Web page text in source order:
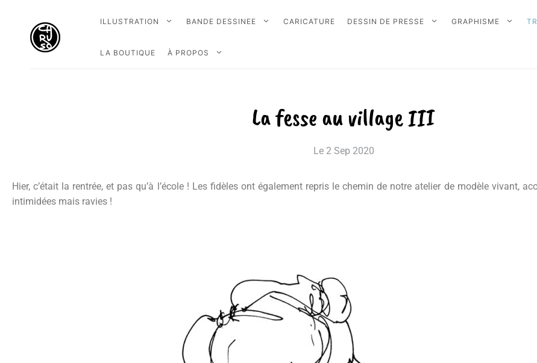
ILLUSTRATION BANDE DESSINEE CARICATURE DESSIN DE PRESSE GRAPHISME
LA BOUTIQUE À PROPOS
La fesse au village III
Le 2 Sep 2020
Hier, c’était la rentrée, et pas qu’à l’école ! Les fidèles ont également repris le chemin de notre atelier de modèle vivant,
intimidées mais ravies !